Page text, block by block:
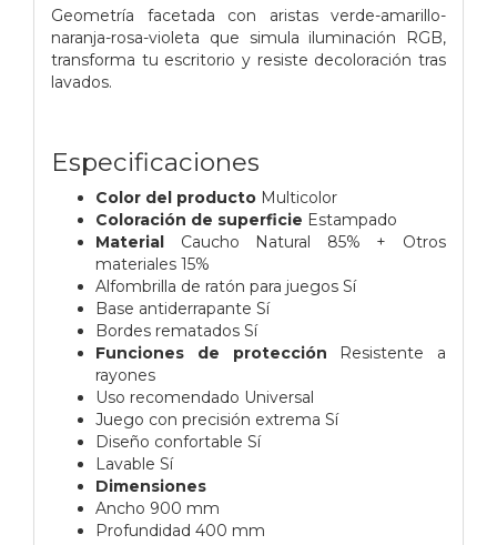
Geometría facetada con aristas verde-amarillo-
naranja-rosa-violeta que simula iluminación RGB,
transforma tu escritorio y resiste decoloración tras
lavados.
Especificaciones
Color del producto Multicolor
Coloración de superficie Estampado
Material Caucho Natural 85% + Otros
materiales 15%
Alfombrilla de ratón para juegos Sí
Base antiderrapante Sí
Bordes rematados Sí
Funciones de protección Resistente a
rayones
Uso recomendado Universal
Juego con precisión extrema Sí
Diseño confortable Sí
Lavable Sí
Dimensiones
Ancho 900 mm
Profundidad 400 mm